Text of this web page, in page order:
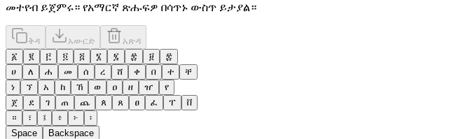
መተየብ ይጀምሩ። የአማርኛ ጽሑፍዎ በሳጥኑ ውስጥ ይታያል።
ቅዳ አውርድ
አጽዳ
፩
፪ ፫ ፬ ፭ ፮ ፯ ፰ ፱
፰
ሀ
ለ ሐ መ ሰ ረ ሸ ቀ በ ተ
ቸ
ነ
ኘ አ ከ ኸ ወ ዐ ዘ ዠ
የ
ጀ
ደ ገ ጠ ጨ ጰ ጸ ፀ ፈ ፐ
ቨ
።
፣ ፤ ፥ ፦
፡
Space
Backspace